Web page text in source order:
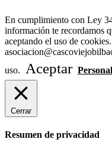
En cumplimiento con Ley
información te recordamos
aceptando el uso de
uso.
Aceptar
Cerrar
Resumen de privacidad